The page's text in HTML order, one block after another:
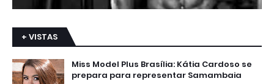
+ VISTAS
Miss Model Plus Brasília: Kátia Cardoso se
prepara para representar Samambaia